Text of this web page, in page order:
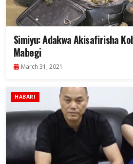
Simiyu: Adakwa Akisafirisha
Mabegi
March 31, 2021
HABARI